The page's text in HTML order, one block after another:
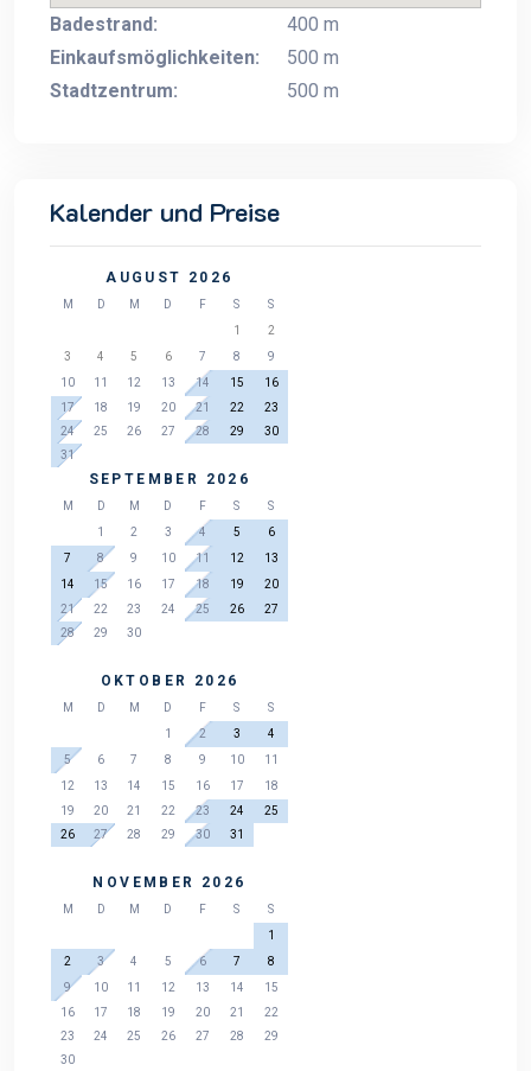
Badestrand:
400 m
Einkaufsmöglichkeiten:
500 m
Stadtzentrum:
500 m
Kalender und Preise
AUGUST 2026
M D M D F S
S
1
2
3
4 5 6 7 8
9
10
11 12 13 14 15
16
17
18 19 20 21 22
23
24
25 26 27 28 29
30
31
SEPTEMBER 2026
M D M D F S
S
1
2 3 4 5
6
7
8 9 10 11 12
13
14
15 16 17 18 19
20
21
22 23 24 25 26
27
28
29 30
OKTOBER 2026
M D M D F S
S
1
2 3
4
5
6 7 8 9 10
11
12
13 14 15 16 17
18
19
20 21 22 23 24
25
26
27 28 29 30 31
NOVEMBER 2026
M D M D F S
S
1
2
3 4 5 6 7
8
9
10 11 12 13 14
15
16
17 18 19 20 21
22
23
24 25 26 27 28
29
30